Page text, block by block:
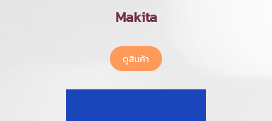
Makita
ดูสินค้า